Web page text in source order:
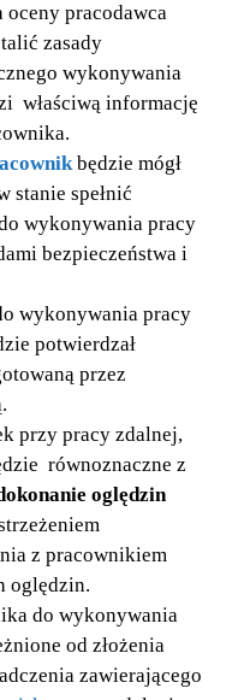
oceny pracodawca
zasady
wykonywania
właściwą informację
będzie mógł
stanie spełnić
wykonywania pracy
bezpieczeństwa i
wykonywania pracy
potwierdzał
przez
przy pracy zdalnej,
równoznaczne z
oględzin
z pracownikiem
oględzin.
do wykonywania
od złożenia
zawierającego